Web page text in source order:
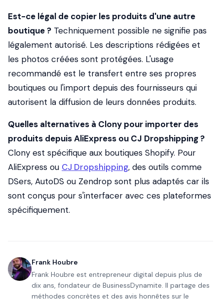
Est-ce légal de copier les produits d'une autre
boutique ? Techniquement possible ne signifie pas
légalement autorisé. Les descriptions rédigées et
les photos créées sont protégées. L'usage
recommandé est le transfert entre ses propres
boutiques ou l'import depuis des fournisseurs qui
autorisent la diffusion de leurs données produits.
Quelles alternatives à Clony pour importer des
produits depuis AliExpress ou CJ Dropshipping ?
Clony est spécifique aux boutiques Shopify. Pour
AliExpress ou CJ Dropshipping, des outils comme
DSers, AutoDS ou Zendrop sont plus adaptés car ils
sont conçus pour s'interfacer avec ces plateformes
spécifiquement.
Frank Houbre
Frank Houbre est entrepreneur digital depuis plus de
dix ans, fondateur de BusinessDynamite. Il partage des
méthodes concrètes et des avis honnêtes sur le